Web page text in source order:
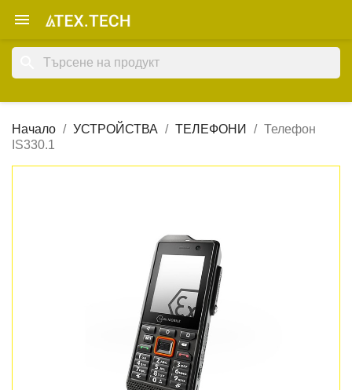

Начало УСТРОЙСТВА ТЕЛЕФОНИ
Телефон
IS330.1